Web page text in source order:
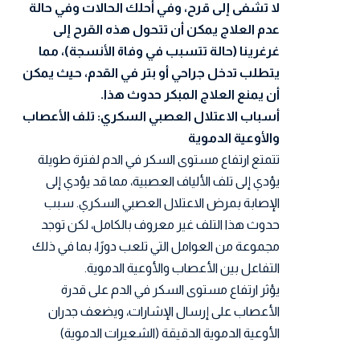
لا تشفى إلى قرح، وفي أحلك الحالات وفي حالة
عدم العلاج يمكن أن تتحول هذه القرح إلى
غرغرينا (حالة تتسبب في وفاة الأنسجة)، مما
يتطلب تدخل جراحي أو بتر في القدم، حيث يمكن
أن يمنع العلاج المبكر حدوث هذا.
أسباب الاعتلال العصبي السكري: تلف الأعصاب
والأوعية الدموية
تتمتع ارتفاع مستوى السكر في الدم لفترة طويلة
يؤدي إلى تلف الألياف العصبية، مما قد يؤدي إلى
الإصابة بمرض الاعتلال العصبي السكري. سبب
حدوث هذا التلف غير معروف بالكامل، لكن توجد
مجموعة من العوامل التي تلعب دورًا، بما في ذلك
التفاعل بين الأعصاب والأوعية الدموية.
يؤثر ارتفاع مستوى السكر في الدم على قدرة
الأعصاب على إرسال الإشارات، ويضعف جدران
الأوعية الدموية الدقيقة (الشعيرات الدموية)